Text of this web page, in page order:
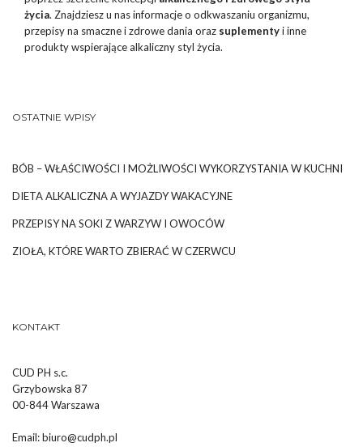
życia. Znajdziesz u nas informacje o odkwaszaniu organizmu,
przepisy na smaczne i zdrowe dania oraz suplementyi inne
produkty wspierające alkaliczny styl życia.
OSTATNIE WPISY
BÓB – WŁAŚCIWOŚCI I MOŻLIWOŚCI WYKORZYSTANIA W KUCHNI
DIETA ALKALICZNA A WYJAZDY WAKACYJNE
PRZEPISY NA SOKI Z WARZYW I OWOCÓW
ZIOŁA, KTÓRE WARTO ZBIERAĆ W CZERWCU
KONTAKT
CUD PH s.c.
Grzybowska 87
00-844 Warszawa
Email:biuro@cudph.pl